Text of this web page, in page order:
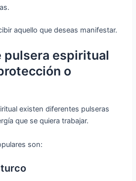
aquello que deseas manifestar.
pulsera espiritual
o
existen diferentes pulseras
que se quiera trabajar.
son: